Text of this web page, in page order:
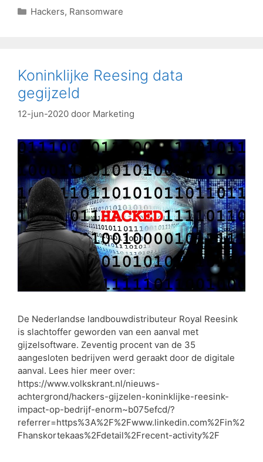
Hackers, Ransomware
Koninklijke Reesing data
gegijzeld
12-jun-2020 door Marketing
De Nederlandse landbouwdistributeur Royal Reesink
is slachtoffer geworden van een aanval met
gijzelsoftware. Zeventig procent van de 35
aangesloten bedrijven werd geraakt door de digitale
aanval. Lees hier meer over:
https://www.volkskrant.nl/nieuws-
achtergrond/hackers-gijzelen-koninklijke-reesink-
impact-op-bedrijf-enorm~b075efcd/?
referrer=https%3A%2F%2Fwww.linkedin.com%2Fin%2
Fhanskortekaas%2Fdetail%2Frecent-activity%2F